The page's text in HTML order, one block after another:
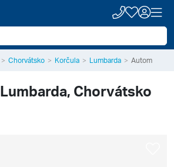
Chorvátsko Korčula Lumbarda Autom
Lumbarda, Chorvátsko